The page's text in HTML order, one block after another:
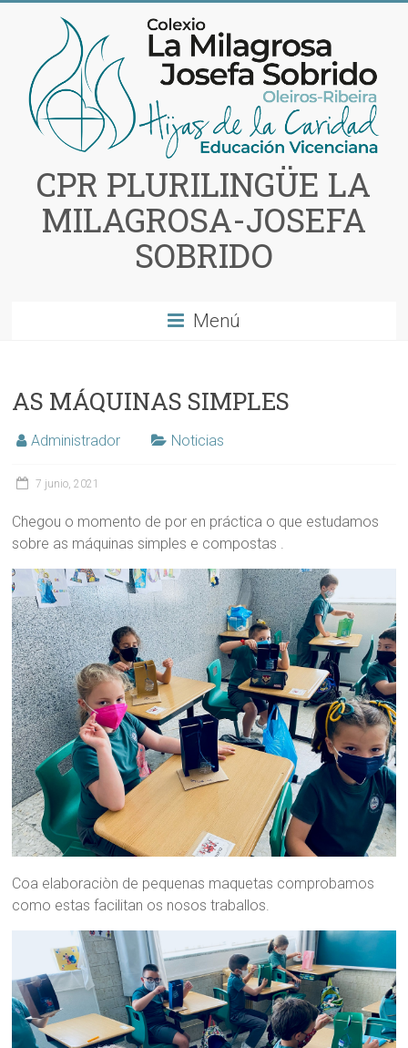
contenido
CPR PLURILINGÜE LA
MILAGROSA-JOSEFA
SOBRIDO
Menú
AS MÁQUINAS SIMPLES
Administrador Noticias
7 junio, 2021
Chegou o momento de por en práctica o que estudamos
sobre as máquinas simples e compostas .
Coa elaboraciòn de pequenas maquetas comprobamos
como estas facilitan os nosos traballos.